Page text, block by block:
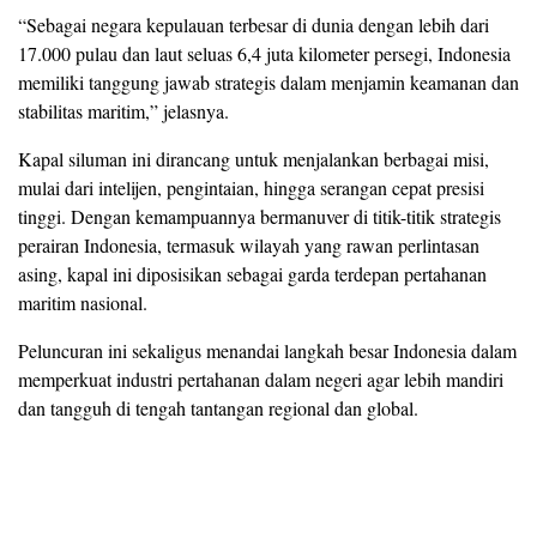
“Sebagai negara kepulauan terbesar di dunia dengan lebih dari
17.000 pulau dan laut seluas 6,4 juta kilometer persegi, Indonesia
memiliki tanggung jawab strategis dalam menjamin keamanan dan
stabilitas maritim,” jelasnya.
Kapal siluman ini dirancang untuk menjalankan berbagai misi,
mulai dari intelijen, pengintaian, hingga serangan cepat presisi
tinggi. Dengan kemampuannya bermanuver di titik-titik strategis
perairan Indonesia, termasuk wilayah yang rawan perlintasan
asing, kapal ini diposisikan sebagai garda terdepan pertahanan
maritim nasional.
Peluncuran ini sekaligus menandai langkah besar Indonesia dalam
memperkuat industri pertahanan dalam negeri agar lebih mandiri
dan tangguh di tengah tantangan regional dan global.